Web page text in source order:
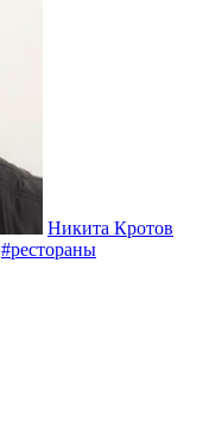
Никита Кротов
#рестораны